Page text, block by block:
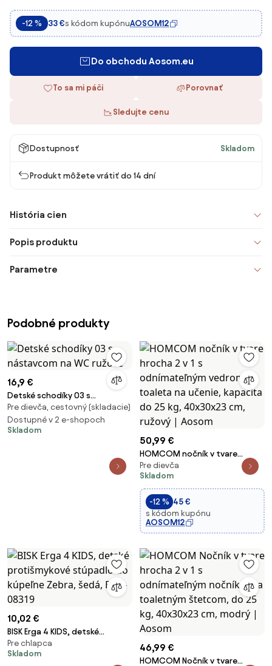
-12 % 33 €s kódom kupónuAOSOM12
Do obchodu Aosom.eu
To sa mi páči Porovnať
Sledujte cenu
Dostupnosť Skladom
Produkt môžete vrátiť do 14 dní
História cien
Popis produktu
Parametre
Podobné produkty
16,9 €
Detské schodíky 03 s
nástavcom na WC ružové
Pre dievča, cestovný (skladacie)
Dostupné v 2 e-shopoch
Skladom
50,99 €
HOMCOM nočník v tvare
hrocha 2 v 1 s odnímateľným
vedrom, toaleta na učenie,
kapacita do 25 kg, 40x30x23
cm, ružový | Aosom
Pre dievča
Skladom
-12 % 45 €
s kódom kupónu
AOSOM12
10,02 €
BISK Erga 4 KIDS, detské
protišmykové stúpadlo do
kúpeľne Zebra, šedá, ERG-08319
Pre chlapca
Skladom
46,99 €
HOMCOM Nočník v tvare